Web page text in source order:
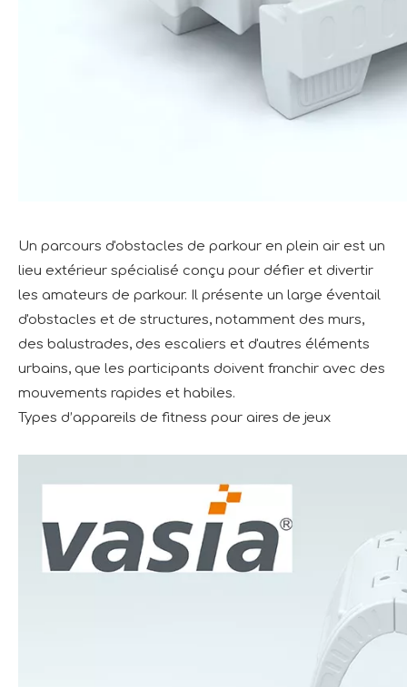
Un parcours d'obstacles de parkour en plein air est un
lieu extérieur spécialisé conçu pour défier et divertir
les amateurs de parkour. Il présente un large éventail
d'obstacles et de structures, notamment des murs,
des balustrades, des escaliers et d'autres éléments
urbains, que les participants doivent franchir avec des
mouvements rapides et habiles.
Types d’appareils de fitness pour aires de jeux